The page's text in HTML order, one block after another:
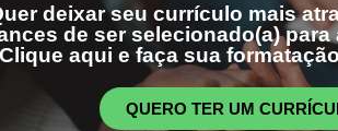
deixar seu currículo mais
de ser selecionado(a)
aqui e faça sua
QUERO TER UM